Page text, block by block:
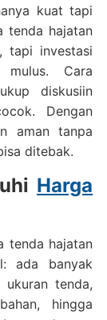
kuat tapi
tenda hajatan
tapi investasi
mulus. Cara
diskusiin
Dengan
aman tanpa
ditebak.
Harga
tenda hajatan
ada banyak
tenda,
hingga